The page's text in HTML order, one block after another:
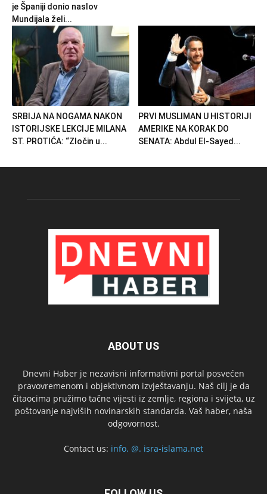
je Španiji donio naslov
Mundijala želi...
SRBIJA NA NOGAMA NAKON
ISTORIJSKE LEKCIJE MILANA
ST. PROTIĆA: “Zločin u...
PRVI MUSLIMAN U HISTORIJI
AMERIKE NA KORAK DO
SENATA: Abdul El-Sayed...
ABOUT US
Dnevni Haber je nezavisni informativni portal posvećen
pravovremenom i objektivnom izvještavanju. Naš cilj je da
čitaocima pružimo tačne vijesti iz zemlje, regiona i svijeta, uz
poštovanje najviših novinarskih standarda. Vaš haber, naša
odgovornost.
Contact us: info. @. isra-islama.net